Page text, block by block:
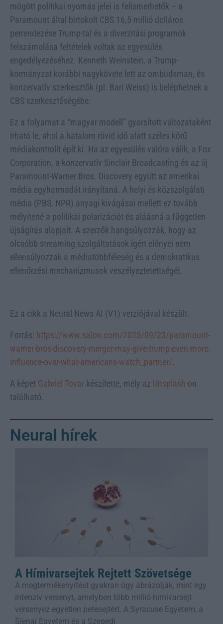
mögött politikai nyomás jelei is felismerhetők – a
Paramount által birtokolt CBS 16,5 millió dolláros
perrendezése Trump-tal és a diverzitási programok
felszámolása feltételek voltak az egyesülés
engedélyezéséhez. Kenneth Weinstein, a Trump-
kormányzat korábbi nagykövete lett az ombudsman, és
konzervatív szerkesztők (pl. Bari Weiss) is beléphetnek a
CBS szerkesztőségébe.
Ez a folyamat a “magyar modell” gyorsított változataként
írható le, ahol a hatalom rövid idő alatt széles körű
médiakontrollt épít ki. Ha az egyesülés valóra válik, a Fox
Corporation, a konzervatív Sinclair Broadcasting és az új
Paramount-Warner Bros. Discovery együtt az amerikai
média egyharmadát irányítaná. A helyi és közszolgálati
média (PBS, NPR) anyagi kivágásai mellett ez tovább
mélyítené a politikai polarizációt és aláásná a független
újságírás alapjait. A szerzők hangsúlyozzák, hogy az
olcsóbb streaming szolgáltatások ígért előnyei nem
ellensúlyozzák a médiatöbbféleség és a demokratikus
ellenőrzési mechanizmusok veszélyeztetettségét.
Ez a cikk a Neural News AI (V1) verziójával készült.
Forrás: https://www.salon.com/2025/09/23/paramount-
warner-bros-discovery-merger-may-give-trump-even-more-
influence-over-what-americans-watch_partner/.
A képet Gabriel Tovar készítette, mely az Unsplash-on
található.
Neural hírek
A Hímivarsejtek Rejtett Szövetsége
A megtermékenyítést gyakran úgy ábrázolják, mint egy
intenzív versenyt, amelyben több millió hímivarsejt
versenyez egyetlen petesejtért. A Syracuse Egyetem, a
Sienai Egyetem és a Szegedi